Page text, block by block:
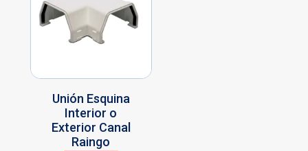
Unión Esquina
Interior o
Exterior Canal
Raingo